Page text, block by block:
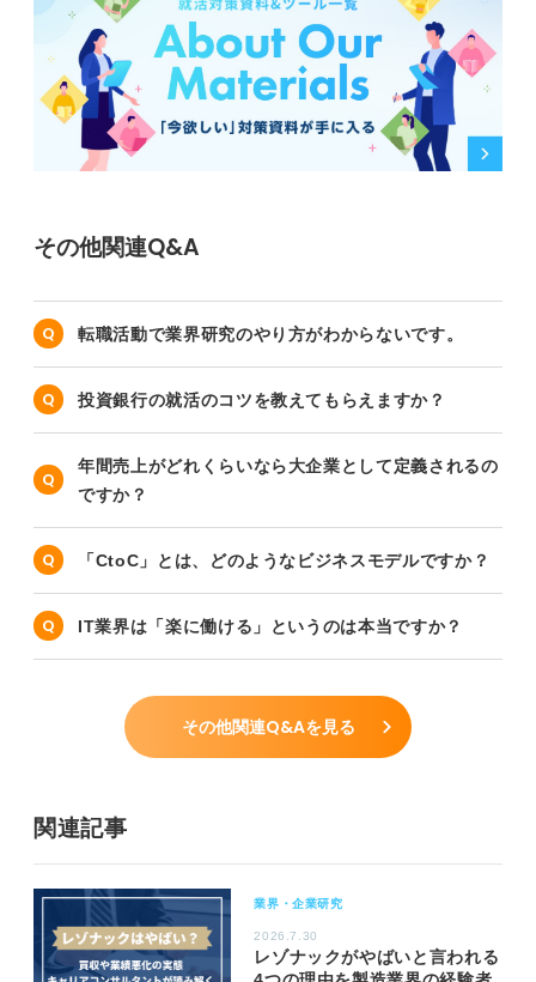
その他関連Q&A
転職活動で業界研究のやり方がわからないです。
投資銀行の就活のコツを教えてもらえますか？
年間売上がどれくらいなら大企業として定義されるの
ですか？
「CtoC」とは、どのようなビジネスモデルですか？
IT業界は「楽に働ける」というのは本当ですか？
その他関連Q&Aを見る
関連記事
業界・企業研究
2026.7.30
レゾナックがやばいと言われる